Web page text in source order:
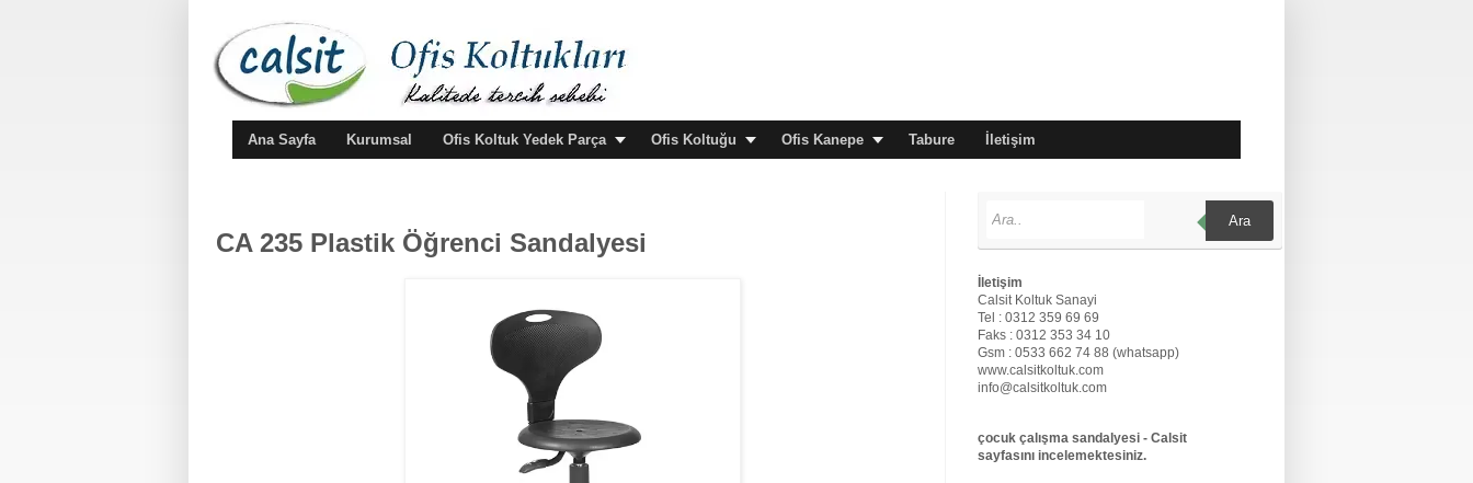
Ana Sayfa Kurumsal Ofis Koltuk Yedek Parça Ofis Koltuğu Ofis Kanepe Tabure İletişim
CA 235 Plastik Öğrenci Sandalyesi
Ara
İletişim
Calsit Koltuk Sanayi
Tel : 0312 359 69 69
Faks : 0312 353 34 10
Gsm : 0533 662 74 88 (whatsapp)
www.calsitkoltuk.com
info@calsitkoltuk.com
çocuk çalışma sandalyesi - Calsit
sayfasını incelemektesiniz.